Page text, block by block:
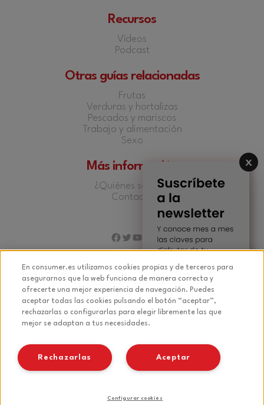
Recursos
Vídeos
Podcast
Otras guías relacionadas
Frutas
Verduras y hortalizas
Pescados y mariscos
Trabajo y alimentación
Sexo
Más información
¿Quiénes somos?
Contacto
Facebook
TwitterYouTube
Instagram
© 2026 Fundación EROSKI
Aviso legal
Política de cookies
En consumer.es utilizamos cookies propias y de terceros para
asegurarnos que la web funciona de manera correcta y
ofrecerte una mejor experiencia de navegación. Puedes
aceptar todas las cookies pulsando el botón “aceptar”,
rechazarlas o configurarlas para elegir libremente las que
mejor se adaptan a tus necesidades.
Aceptar
Rechazarlas
Configurar cookies